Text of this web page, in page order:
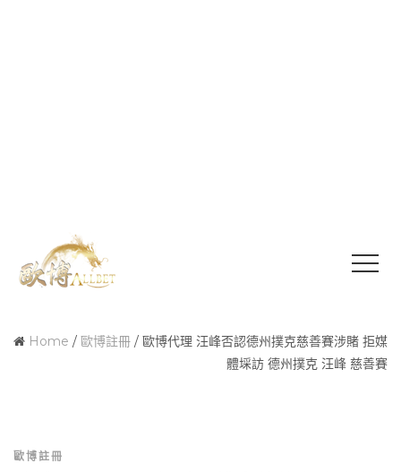
Home / 歐博註冊 / 歐博代理 汪峰否認德州撲克慈善賽涉賭 拒媒
體埰訪 德州撲克 汪峰 慈善賽
歐博註冊